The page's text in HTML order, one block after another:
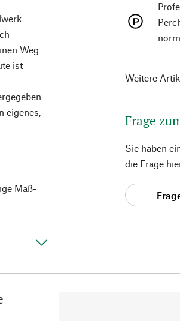
Weg
ist
eigenes,
Maß-
Weitere
Frage
Sie haben
die Frage